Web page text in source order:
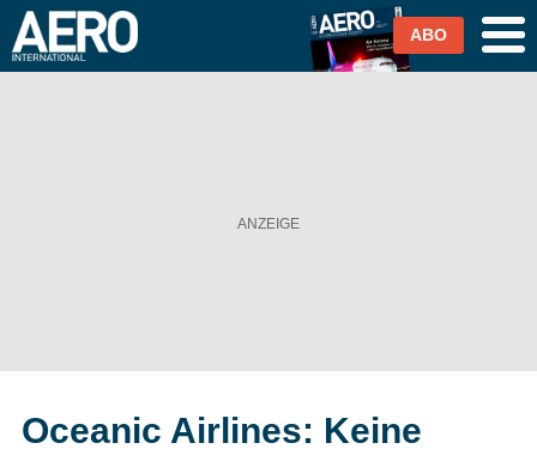
Magazin & Abo
ABO
Oceanic Airlines: Keine